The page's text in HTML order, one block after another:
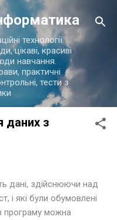
вмісту
технології.
цікаві, красиві
навчання.
практичні
тести з
даних з
дані, здійснюючи над
і які були обумовлені
програму можна